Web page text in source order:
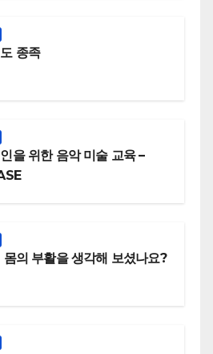
종족
을 위한 음악 미술 교육 –
몸의 부활을 생각해 보셨나요?